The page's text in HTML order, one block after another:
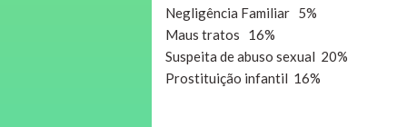
Negligência Familiar 5%
Maus tratos 16%
Suspeita de abuso sexual 20%
Prostituição infantil 16%